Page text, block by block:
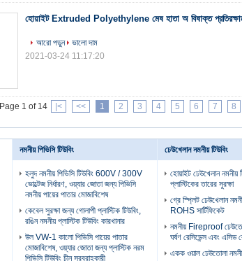
হোয়াইট Extruded Polyethylene মেষ হাতা অ বিষাক্ত
আরো পড়ুন
ভালো দাম
2021-03-24 11:17:20
Page 1 of 14 |< << 1 2 3 4 5 6 7 8
নমনীয় পিভিসি টিউবিং
হলুদ নমনীয় পিভিসি টিউবিং 600V / 300V
ভোল্টেজ নির্ধারণ, ওয়্যার জোতা জন্য পিভিসি
নমনীয় পায়ের পাতার মোজাবিশেষ
কেবেল সুরক্ষা জন্য গোলাপী প্লাস্টিক টিউবিং,
রঙিন নমনীয় প্লাস্টিক টিউবিং কারখানার
উল VW-1 কালো পিভিসি পায়ের পাতার
মোজাবিশেষ, ওয়্যার জোতা জন্য প্লাস্টিক নরম
পিভিসি টিউবিং চীন সরবরাহকারী
ঢেউখেলান নমনীয় টিউবিং
হোয়াইট ঢেউখেলান নমনীয়
প্লাস্টিকের তারের সুরক্ষা
গ্রে স্প্লিট ঢেউখেলান
ROHS সার্টিফিকেট
নমনীয় Fireproof
ঘর্ষণ রেসিডেন্স এবং এসিড
একক ওয়াল ঢেউতোলা